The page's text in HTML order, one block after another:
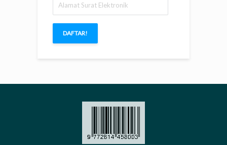
Surat
Elektronik
DAFTAR!